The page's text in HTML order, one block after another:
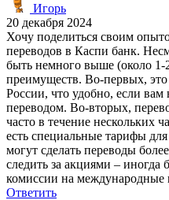
Игорь
20 декабря 2024
Хочу поделиться своим
переводов в Каспи банк.
быть немного выше (около 1-
преимуществ. Во-первых, это
России, что удобно, если
переводом. Во-вторых,
часто в течение нескольких
есть специальные тарифы
могут сделать переводы
следить за акциями – иногда
комиссии на международные
Ответить